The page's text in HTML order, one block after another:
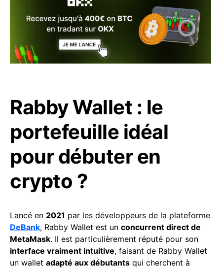
Rabby Wallet : le
portefeuille idéal
pour débuter en
crypto ?
Lancé en 2021 par les développeurs de la plateforme
DeBank, Rabby Wallet est un concurrent direct de
MetaMask. Il est particulièrement réputé pour son
interface vraiment intuitive, faisant de Rabby Wallet
un wallet adapté aux débutants qui cherchent à